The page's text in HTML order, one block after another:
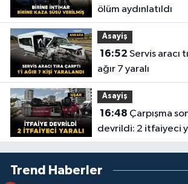
ölüm aydınlatıldı
Asayiş
16:52
ağır 7 yaralı
Asayiş
16:48
devrildi: 2 itfaiyeci
Trend Haberler